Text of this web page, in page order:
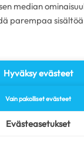
median
parempaa
Hyväksy evästeet
Vain pakolliset evästeet
Evästeasetukset